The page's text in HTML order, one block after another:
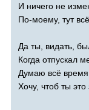
И ничего не
По-моему, тут
Да ты, видать,
Когда отпускал
Думаю всё время
Хочу, чтоб ты это